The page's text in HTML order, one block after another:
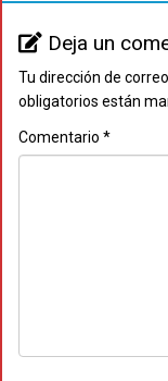
Deja un
Tu dirección de
obligatorios están
Comentario *